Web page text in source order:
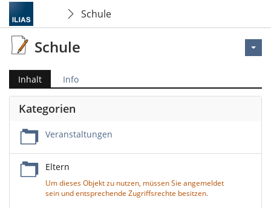
Schule
Schule
Inhalt Info
Kategorien
Veranstaltungen
Eltern
Um dieses Objekt zu nutzen, müssen Sie angemeldet
sein und entsprechende Zugriffsrechte besitzen.